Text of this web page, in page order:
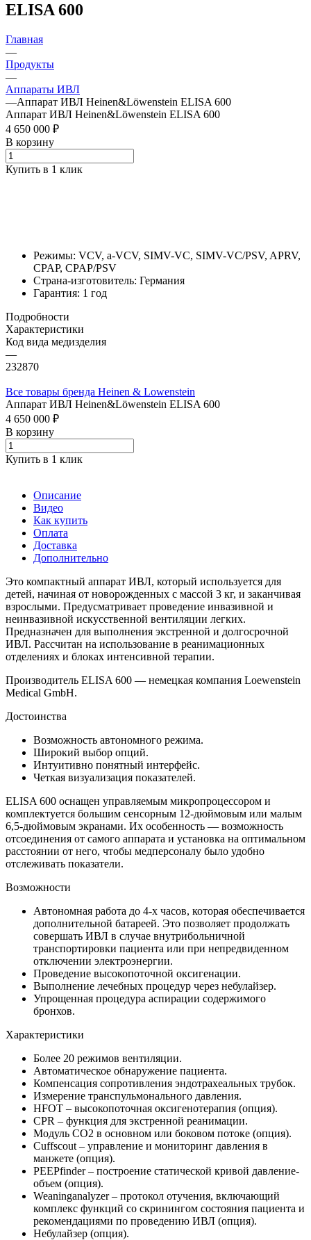
ELISA 600
Главная
—
Продукты
—
Аппараты ИВЛ
—Аппарат ИВЛ Heinen&Löwenstein ELISA 600
Аппарат ИВЛ Heinen&Löwenstein ELISA 600
4 650 000 ₽
В корзину
Купить в 1 клик
Режимы: VCV, a-VCV, SIMV-VC, SIMV-VC/PSV, APRV,
CPAP, CPAP/PSV
Страна-изготовитель: Германия
Гарантия: 1 год
Подробности
Характеристики
Код вида медизделия
—
232870
Все товары бренда Heinen & Lowenstein
Аппарат ИВЛ Heinen&Löwenstein ELISA 600
4 650 000 ₽
В корзину
Купить в 1 клик
Описание
Видео
Как купить
Оплата
Доставка
Дополнительно
Это компактный аппарат ИВЛ, который используется для
детей, начиная от новорожденных с массой 3 кг, и заканчивая
взрослыми. Предусматривает проведение инвазивной и
неинвазивной искусственной вентиляции легких.
Предназначен для выполнения экстренной и долгосрочной
ИВЛ. Рассчитан на использование в реанимационных
отделениях и блоках интенсивной терапии.
Производитель ELISA 600 — немецкая компания Loewenstein
Medical GmbH.
Достоинства
Возможность автономного режима.
Широкий выбор опций.
Интуитивно понятный интерфейс.
Четкая визуализация показателей.
ELISA 600 оснащен управляемым микропроцессором и
комплектуется большим сенсорным 12-дюймовым или малым
6,5-дюймовым экранами. Их особенность — возможность
отсоединения от самого аппарата и установка на оптимальном
расстоянии от него, чтобы медперсоналу было удобно
отслеживать показатели.
Возможности
Автономная работа до 4-х часов, которая обеспечивается
дополнительной батареей. Это позволяет продолжать
совершать ИВЛ в случае внутрибольничной
транспортировки пациента или при непредвиденном
отключении электроэнергии.
Проведение высокопоточной оксигенации.
Выполнение лечебных процедур через небулайзер.
Упрощенная процедура аспирации содержимого
бронхов.
Характеристики
Более 20 режимов вентиляции.
Автоматическое обнаружение пациента.
Компенсация сопротивления эндотрахеальных трубок.
Измерение транспульмонального давления.
HFOT – высокопоточная оксигенотерапия (опция).
CPR – функция для экстренной реанимации.
Модуль CO2 в основном или боковом потоке (опция).
Cuffscout – управление и мониторинг давления в
манжете (опция).
PEEPfinder – построение статической кривой давление-
объем (опция).
Weaninganalyzer – протокол отучения, включающий
комплекс функций со скринингом состояния пациента и
рекомендациями по проведению ИВЛ (опция).
Небулайзер (опция).